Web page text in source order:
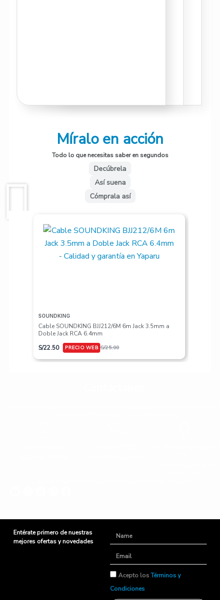
Míralo en acción
Todo lo que necesitas saber en segundos
Decúbrela
Así suena
Cómprala así
SOUNDKING
Cable SOUNDKING BJJ212/6M 6m Jack 3.5mm a
Doble Jack RCA 6.4mm
S/25.00
S/22.50
Entérate primero de nuestras
mejores ofertas y novedades
Name
Email
TyCAcepto losTérminos y
Condiciones